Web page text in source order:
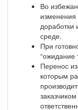
Во
доработки
среде.
При
“ожидание
Перенос
которым